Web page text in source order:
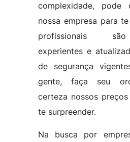
complexidade,
nossa empresa para
profissionais
experientes e
de segurança
gente, faça seu
certeza nossos
te surpreender.
Na busca por